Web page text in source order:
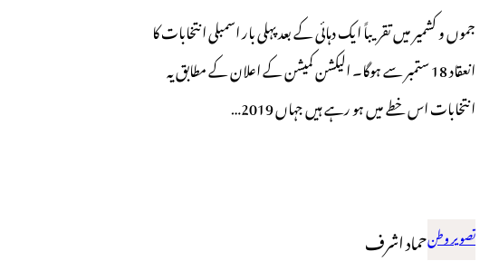
جموں و کشمیر میں تقریباً ایک دہائی کے بعد پہلی بار اسمبلی انتخابات کا
انعقاد 18 ستمبر سے ہوگا۔ الیکشن کمیشن کے اعلان کے مطابق یہ
انتخابات اس خطے میں ہو رہے ہیں جہاں 2019…
تصویر وطنحماد اشرف